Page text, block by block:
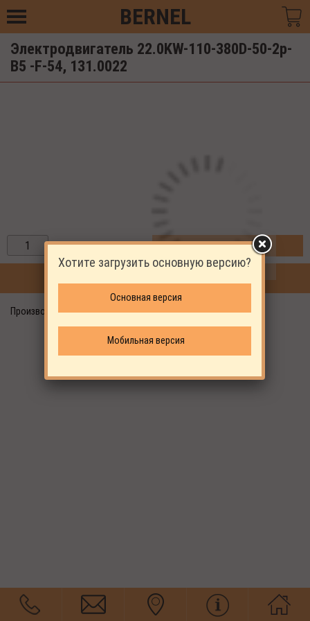
BERNEL
Электродвигатель 22.0KW-110-380D-50-2p-
B5 -F-54, 131.0022
ЗАКАЗАТЬ
Производитель: ALUP
Хотите загрузить основную версию?
Основная версия
Мобильная версия